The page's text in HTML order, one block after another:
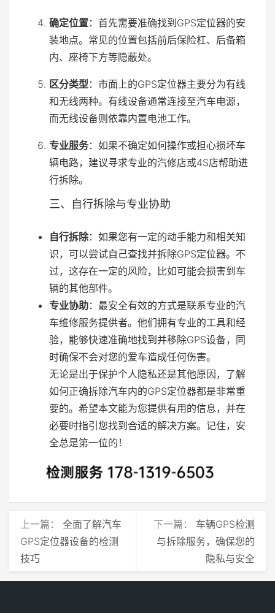
确定位置：首先需要准确找到GPS定位器的安
装地点。常见的位置包括前后保险杠、后备箱
内、座椅下方等隐蔽处。
区分类型 ：市面上的GPS定位器主要分为有线
和无线两种。有线设备通常连接至汽车电源，
而无线设备则依靠内置电池工作。
专业服务：如果不确定如何操作或担心损坏车
辆电路，建议寻求专业的汽修店或4S店帮助进
行拆除。
三、自行拆除与专业协助
自行拆除：如果您有一定的动手能力和相关知
识，可以尝试自己查找并拆除GPS定位器。不
过，这存在一定的风险，比如可能会损害到车
辆的其他部件。
专业协助：最安全有效的方式是联系专业的汽
车维修服务提供者。他们拥有专业的工具和经
验，能够快速准确地找到并移除GPS设备，同
时确保不会对您的爱车造成任何伤害。
无论是出于保护个人隐私还是其他原因，了解
如何正确拆除汽车内的GPS定位器都是非常重
要的。希望本文能为您提供有用的信息，并在
必要时指引您找到合适的解决方案。记住，安
全总是第一位的！
上一篇： 全面了解汽车
GPS定位器设备的检测
技巧
下一篇： 车辆GPS检测
与拆除服务，确保您的
隐私与安全